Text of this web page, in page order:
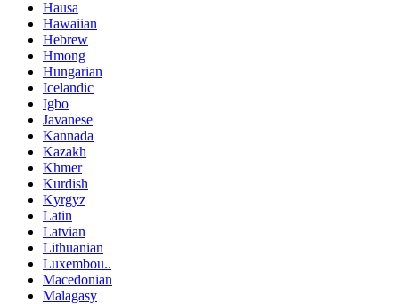
Hausa
Hawaiian
Hebrew
Hmong
Hungarian
Icelandic
Igbo
Javanese
Kannada
Kazakh
Khmer
Kurdish
Kyrgyz
Latin
Latvian
Lithuanian
Luxembou..
Macedonian
Malagasy